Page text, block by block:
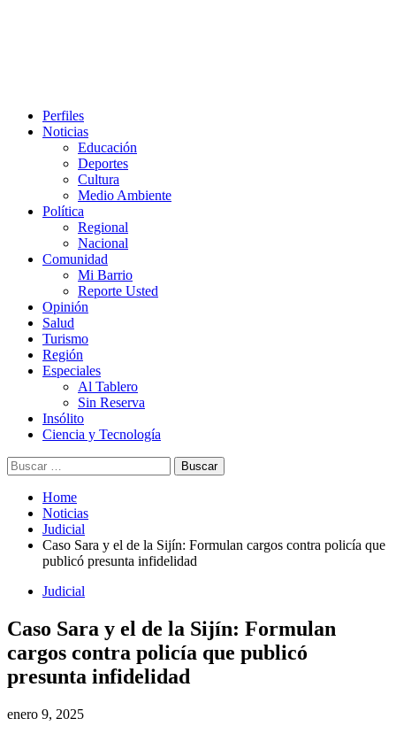
Perfiles
Noticias
Educación
Deportes
Cultura
Medio Ambiente
Política
Regional
Nacional
Comunidad
Mi Barrio
Reporte Usted
Opinión
Salud
Turismo
Región
Especiales
Al Tablero
Sin Reserva
Insólito
Ciencia y Tecnología
Home
Noticias
Judicial
Caso Sara y el de la Sijín: Formulan cargos contra policía que
publicó presunta infidelidad
Judicial
Caso Sara y el de la Sijín: Formulan
cargos contra policía que publicó
presunta infidelidad
enero 9, 2025